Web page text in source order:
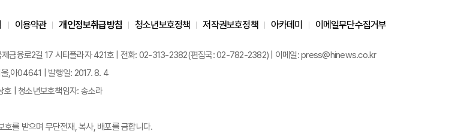
이용약관 개인정보취급방침 청소년보호정책 저작권보호정책 아카데미 이메일무단수집거부
제금융로2길 17 시티플라자 421호 | 전화: 02-313-2382(편집국: 02-782-2382) | 이메일: press@hinews.co.kr
,아04641 | 발행일: 2017. 8. 4
호 | 청소년보호책임자: 송소라
를 받으며 무단전재, 복사, 배포를 금합니다.